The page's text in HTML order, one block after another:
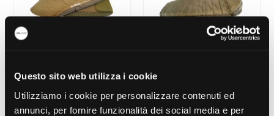
Questo sito web utilizza i cookie
Utilizziamo i cookie per personalizzare contenuti ed
annunci, per fornire funzionalità dei social media e per
CARP SPIRIT Magnum
Thermal Bed Cover
€ 59.00
Season Sleeping Bag
€ 79.00